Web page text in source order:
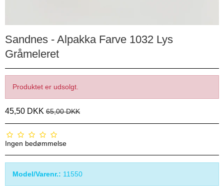
Sandnes - Alpakka Farve 1032 Lys
Gråmeleret
Produktet er udsolgt.
45,50 DKK 65,00 DKK
Ingen bedømmelse
Model/Varenr.: 11550